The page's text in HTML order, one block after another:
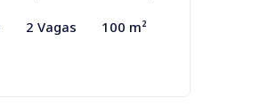
2 Vagas 100 m²